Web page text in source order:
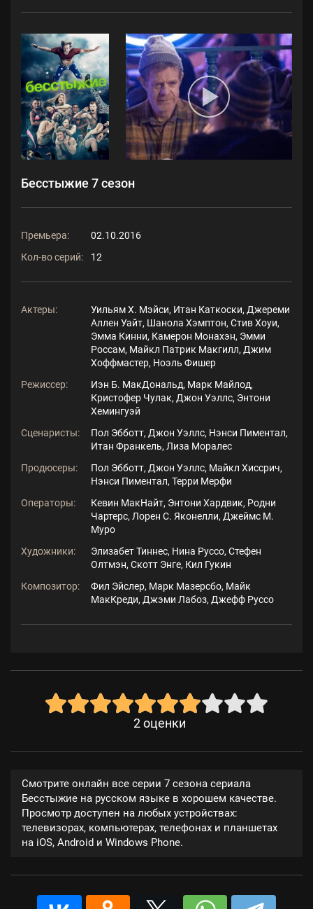
Бесстыжие 7 сезон
Премьера:
02.10.2016
Кол-во серий:
12
Актеры:
Уильям Х. Мэйси, Итан Каткоски, Джереми
Аллен Уайт, Шанола Хэмптон, Стив Хоуи,
Эмма Кинни, Камерон Монахэн, Эмми
Россам, Майкл Патрик Макгилл, Джим
Хоффмастер, Ноэль Фишер
Режиссер:
Иэн Б. МакДональд, Марк Майлод,
Кристофер Чулак, Джон Уэллс, Энтони
Хемингуэй
Сценаристы:
Пол Эбботт, Джон Уэллс, Нэнси Пиментал,
Итан Франкель, Лиза Моралес
Продюсеры:
Пол Эбботт, Джон Уэллс, Майкл Хиссрич,
Нэнси Пиментал, Терри Мерфи
Операторы:
Кевин МакНайт, Энтони Хардвик, Родни
Чартерс, Лорен С. Яконелли, Джеймс М.
Муро
Художники:
Элизабет Тиннес, Нина Руссо, Стефен
Олтмэн, Скотт Энге, Кил Гукин
Композитор:
Фил Эйслер, Марк Мазерсбо, Майк
МакКреди, Джэми Лабоз, Джефф Руссо
2 оценки
Смотрите онлайн все серии 7 сезона сериала
Бесстыжие на русском языке в хорошем качестве.
Просмотр доступен на любых устройствах:
телевизорах, компьютерах, телефонах и планшетах
на iOS, Android и Windows Phone.